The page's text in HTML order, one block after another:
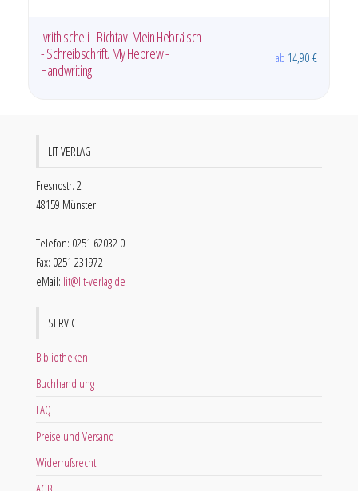
Ha Chag scheli - Mein Festtag ab 24,90 €
48159 Münster
Fax: 0251 231972
eMail:lit@lit-verlag.de
Buchhandlung
FAQ
Preise und Versand
Widerrufsrecht
AGB